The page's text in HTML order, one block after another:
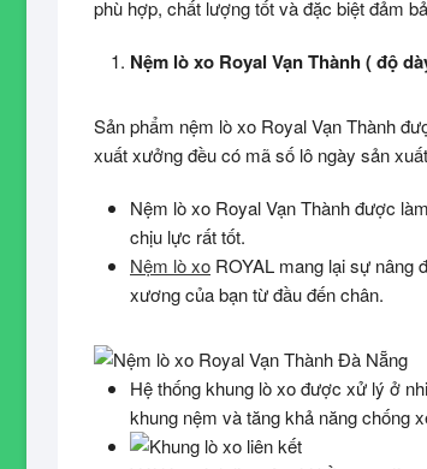
phù hợp, chất lượng tốt và đặc biệt đảm
Nệm lò xo Royal Vạn Thành ( độ
Sản phẩm nệm lò xo Royal Vạn Thành
xuất xưởng đều có mã số lô ngày sản
Nệm lò xo Royal Vạn Thành được
chịu lực rất tốt.
Nệm lò xo ROYAL mang lại sự nâng
xương của bạn từ đầu đến chân.
Hệ thống khung lò xo được xử lý ở
khung nệm và tăng khả năng chống